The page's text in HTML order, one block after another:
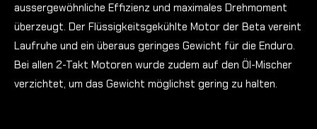
aussergewöhnliche Effizienz und maximales Drehmoment
überzeugt. Der Flüssigkeitsgekühlte Motor der Beta vereint
Laufruhe und ein überaus geringes Gewicht für die Enduro.
Bei allen 2-Takt Motoren wurde zudem auf den Öl-Mischer
verzichtet, um das Gewicht möglichst gering zu halten.